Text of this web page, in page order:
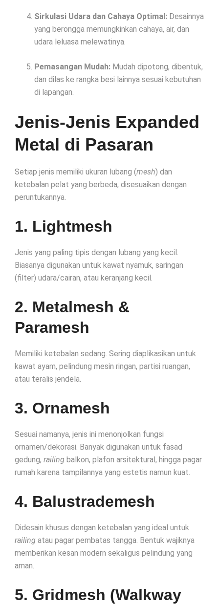
Sirkulasi Udara dan Cahaya Optimal: Desainnya
yang berongga memungkinkan cahaya, air, dan
udara leluasa melewatinya.
Pemasangan Mudah: Mudah dipotong, dibentuk,
dan dilas ke rangka besi lainnya sesuai kebutuhan
di lapangan.
Jenis-Jenis Expanded
Metal di Pasaran
Setiap jenis memiliki ukuran lubang (mesh) dan
ketebalan pelat yang berbeda, disesuaikan dengan
peruntukannya.
1. Lightmesh
Jenis yang paling tipis dengan lubang yang kecil.
Biasanya digunakan untuk kawat nyamuk, saringan
(filter) udara/cairan, atau keranjang kecil.
2. Metalmesh &
Paramesh
Memiliki ketebalan sedang. Sering diaplikasikan untuk
kawat ayam, pelindung mesin ringan, partisi ruangan,
atau teralis jendela.
3. Ornamesh
Sesuai namanya, jenis ini menonjolkan fungsi
ornamen/dekorasi. Banyak digunakan untuk fasad
gedung, railing balkon, plafon arsitektural, hingga pagar
rumah karena tampilannya yang estetis namun kuat.
4. Balustrademesh
Didesain khusus dengan ketebalan yang ideal untuk
railing atau pagar pembatas tangga. Bentuk wajiknya
memberikan kesan modern sekaligus pelindung yang
aman.
5. Gridmesh (Walkway